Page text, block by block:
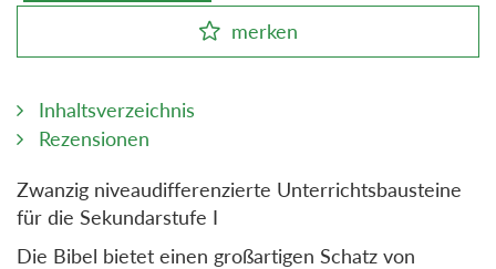
merken
Inhaltsverzeichnis
Rezensionen
Zwanzig niveaudifferenzierte Unterrichtsbausteine
für die Sekundarstufe I
Die Bibel bietet einen großartigen Schatz von